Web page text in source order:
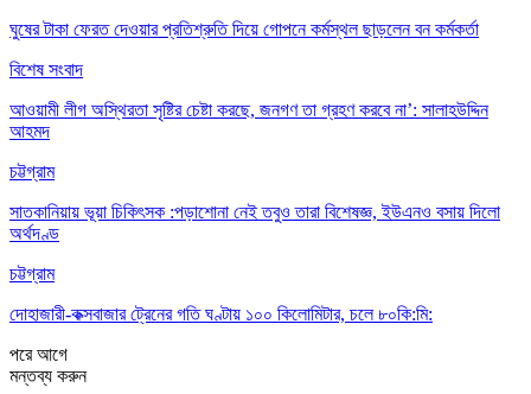
ঘুষের টাকা ফেরত দেওয়ার প্রতিশ্রুতি দিয়ে গোপনে কর্মস্থল ছাড়লেন বন কর্মকর্তা
বিশেষ সংবাদ
আওয়ামী লীগ অস্থিরতা সৃষ্টির চেষ্টা করছে, জনগণ তা গ্রহণ করবে না’: সালাহউদ্দিন
আহমদ
চট্টগ্রাম
সাতকানিয়ায় ভূয়া চিকিৎসক :পড়াশোনা নেই তবুও তারা বিশেষজ্ঞ, ইউএনও বসায় দিলো
অর্থদণ্ড
চট্টগ্রাম
দোহাজারী-কক্সবাজার ট্রেনের গতি ঘণ্টায় ১০০ কিলোমিটার, চলে ৮০কি:মি:
পরেআগে
মন্তব্য করুন